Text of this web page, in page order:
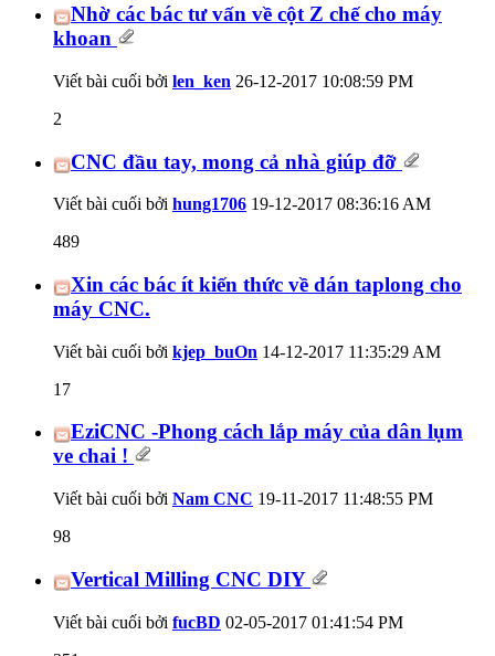
Nhờ các bác tư vấn về cột Z chế cho máy
khoan
Viết bài cuối bởi len_ken 26-12-2017 10:08:59 PM
2
CNC đầu tay, mong cả nhà giúp đỡ
Viết bài cuối bởi hung1706 19-12-2017 08:36:16 AM
489
Xin các bác ít kiến thức về dán taplong cho
máy CNC.
Viết bài cuối bởi kjep_buOn 14-12-2017 11:35:29 AM
17
EziCNC -Phong cách lắp máy của dân lụm
ve chai !
Viết bài cuối bởi Nam CNC 19-11-2017 11:48:55 PM
98
Vertical Milling CNC DIY
Viết bài cuối bởi fucBD 02-05-2017 01:41:54 PM